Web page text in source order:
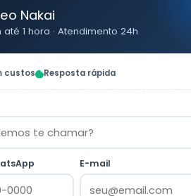
Nakai
1 hora · Atendimento 24h
custos Resposta rápida
E-mail